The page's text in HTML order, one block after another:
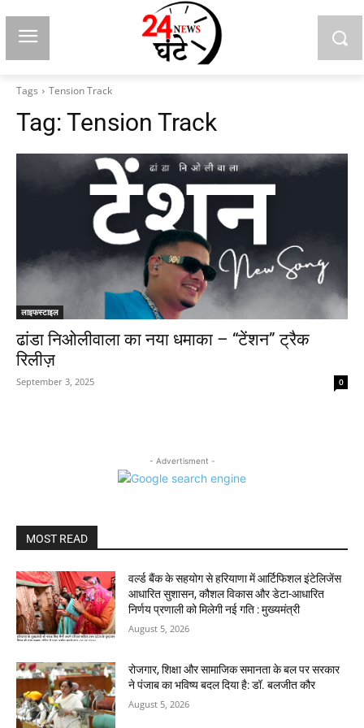
Tags Tension Track
Tag: Tension Track
लाइफस्टाइल
ढांडा निओलीवाला का नया धमाका – “टेंशन” ट्रैक
रिलीज़
September 3, 2025 0
- Advertisment -
MOST READ
वर्ल्ड बैंक के सहयोग से हरियाणा में आर्टिफिशल इंटेलिजेंस
आधारित सुशासन, कौशल विकास और डेटा-आधारित
निर्णय प्रणाली को मिलेगी नई गति : मुख्यमंत्री
August 5, 2026
रोजगार, शिक्षा और सामाजिक समानता के बल पर सरकार
ने पंजाब का भविष्य बदल दिया है: डॉ. बलजीत कौर
August 5, 2026